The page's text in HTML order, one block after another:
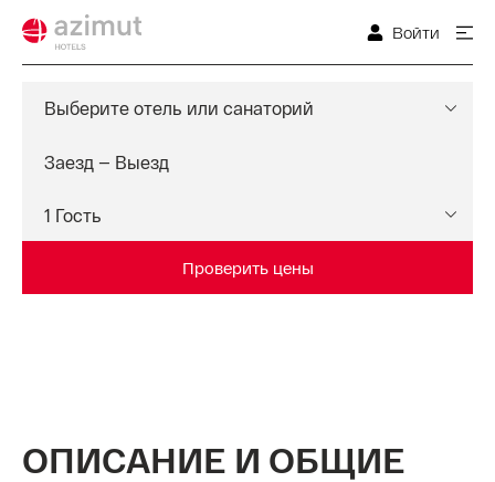
Войти
Выберите отель или санаторий
Проверить цены
ОПИСАНИЕ И ОБЩИЕ